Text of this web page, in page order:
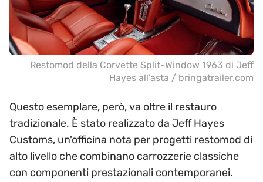
Restomod della Corvette Split-Window 1963 di Jeff
Hayes all'asta / bringatrailer.com
Questo esemplare, però, va oltre il restauro
tradizionale. È stato realizzato da Jeff Hayes
Customs, un'officina nota per progetti restomod di
alto livello che combinano carrozzerie classiche
con componenti prestazionali contemporanei.